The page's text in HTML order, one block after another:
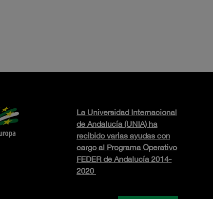
La Universidad Internacional
de Andalucía (UNIA) ha
recibido varias ayudas con
cargo al Programa Operativo
FEDER de Andalucía 2014-
2020